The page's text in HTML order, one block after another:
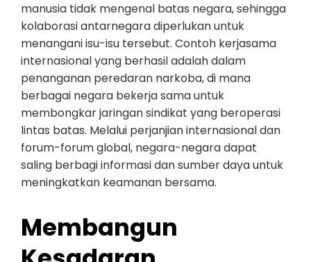
manusia tidak mengenal batas negara, sehingga
kolaborasi antarnegara diperlukan untuk
menangani isu-isu tersebut. Contoh kerjasama
internasional yang berhasil adalah dalam
penanganan peredaran narkoba, di mana
berbagai negara bekerja sama untuk
membongkar jaringan sindikat yang beroperasi
lintas batas. Melalui perjanjian internasional dan
forum-forum global, negara-negara dapat
saling berbagi informasi dan sumber daya untuk
meningkatkan keamanan bersama.
Membangun